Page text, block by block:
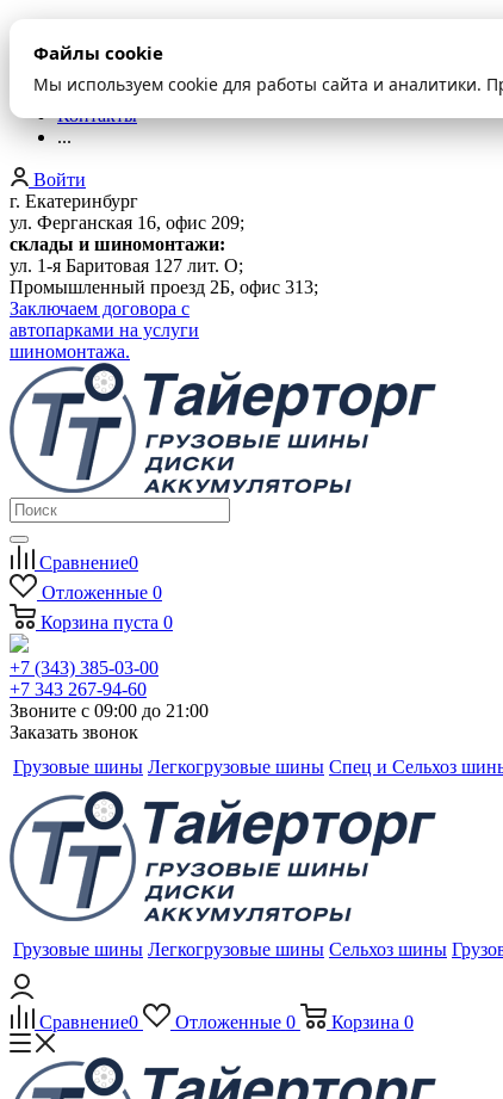
Файлы cookie
Мы используем cookie для работы сайта и аналитики.
Оплата и доставка
Шиномонтаж
Контакты
...
Войти
г. Екатеринбург
ул. Ферганская 16, офис 209;
склады и шиномонтажи:
ул. 1-я Баритовая 127 лит. О;
Промышленный проезд 2Б, офис 313;
Заключаем договора с
автопарками на услуги
шиномонтажа.
Сравнение0
Отложенные 0
Корзина пуста 0
+7 (343) 385-03-00
+7 343 267-94-60
Звоните с 09:00 до 21:00
Заказать звонок
Грузовые шины Легкогрузовые шины Спец и Сельхоз
Грузовые шины Легкогрузовые шины Сельхоз шины
Сравнение0 Отложенные 0 Корзина 0